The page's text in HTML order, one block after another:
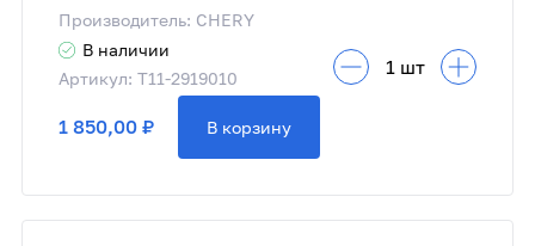
Производитель: CHERY
В наличии
Артикул: T11-2919010
1 850,00 ₽ В корзину